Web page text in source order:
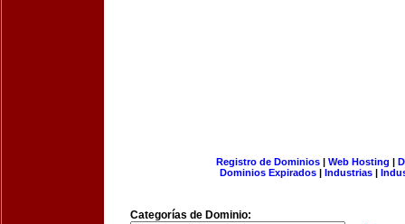
Registro de Dominios| Web Hosting |
Dominios Expirados | Industrias |
Categorías de Dominio: